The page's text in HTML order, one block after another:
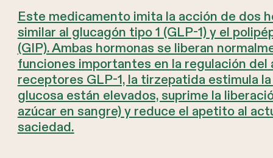
Este medicamento imita la acción de dos
similar al glucagón tipo 1 (GLP-1) y el
(GIP). Ambas hormonas se liberan
funciones importantes en la regulación
receptores GLP-1, la tirzepatida estimula
glucosa están elevados, suprime la
azúcar en sangre) y reduce el apetito al
saciedad.